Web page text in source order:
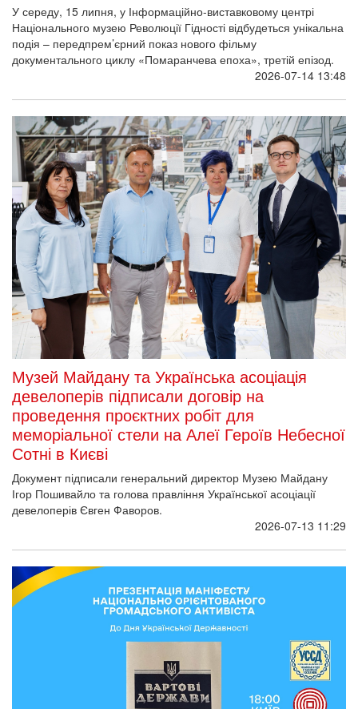
У середу, 15 липня, у Інформаційно-виставковому центрі
Національного музею Революції Гідності відбудеться унікальна
подія – передпрем’єрний показ нового фільму
документального циклу «Помаранчева епоха», третій епізод.
2026-07-14 13:48
Музей Майдану та Українська асоціація
девелоперів підписали договір на
проведення проєктних робіт для
меморіальної стели на Алеї Героїв Небесної
Сотні в Києві
Документ підписали генеральний директор Музею Майдану
Ігор Пошивайло та голова правління Української асоціації
девелоперів Євген Фаворов.
2026-07-13 11:29